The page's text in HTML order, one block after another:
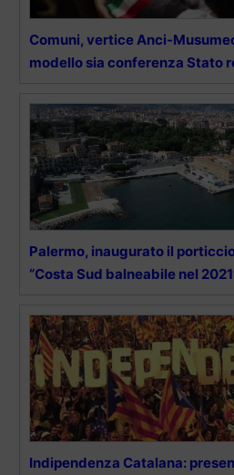
Comuni, vertice Anci-
modello sia conferenza Stato
Palermo, inaugurato il
“Costa Sud balneabile nel
Indipendenza Catalana: